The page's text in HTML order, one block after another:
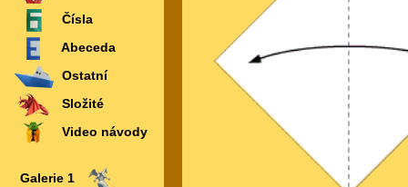
Čísla
Abeceda
Ostatní
Složité
Video návody
Galerie 1